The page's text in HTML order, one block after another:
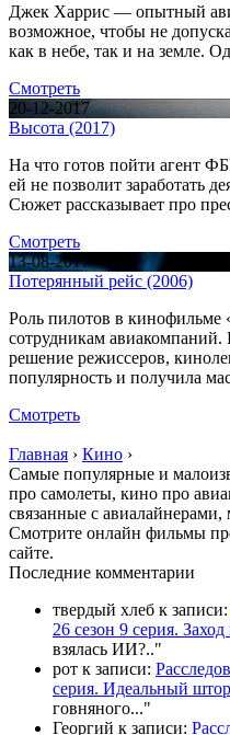
Джек Харрис — опытный
возможное, чтобы не
как в небе, так и на земле.
Смотреть
20-12-2017
Высота (2017)
На что готов пойти агент
ей не позволит заработать
Сюжет рассказывает про
Смотреть
13-08-2017
Потерянный рейс (2006)
Роль пилотов в кинофильме
сотрудникам авиакомпаний.
решение режиссеров,
популярность и получила
Смотреть
Главная › Кино ›
Самые популярные и
про самолеты, кино про
связанные с
Смотрите онлайн фильмы
сайте.
Последние комментарии
твердый хлеб к записи:
26 сезон 9 серия.
взялась ИИ?.."
рот к записи:
серия. Идеальный
говняного..."
Георгий к записи: